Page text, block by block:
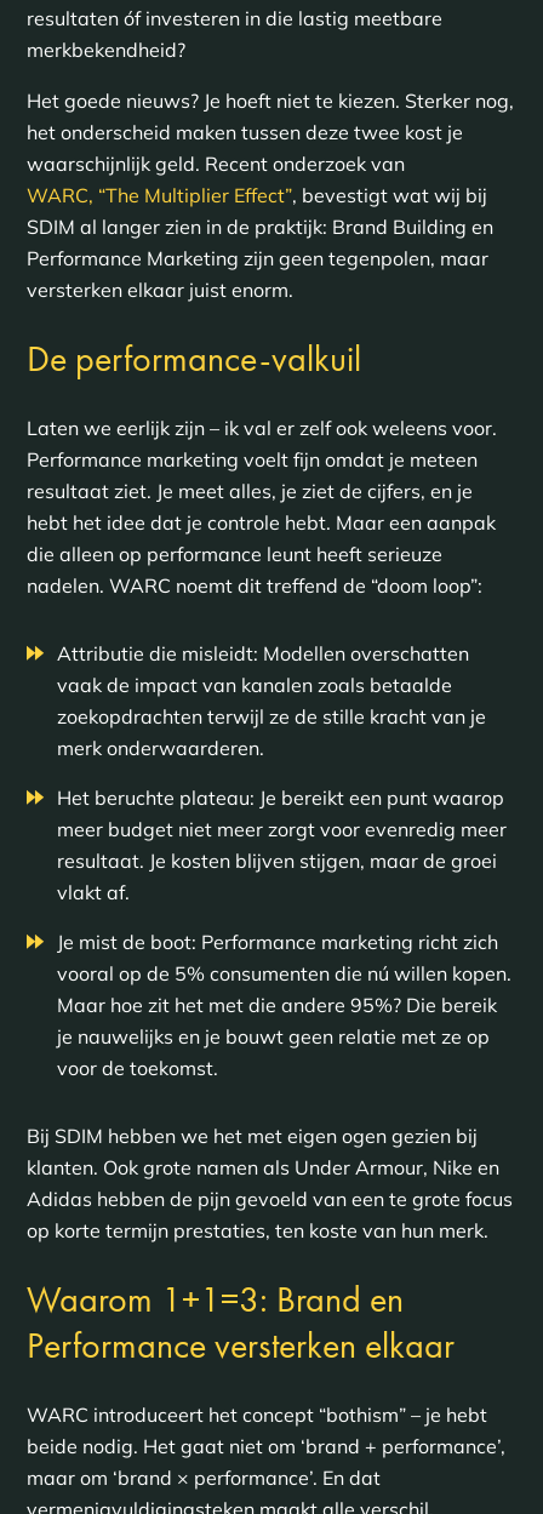
resultaten óf investeren in die lastig meetbare
merkbekendheid?
Het goede nieuws? Je hoeft niet te kiezen. Sterker nog,
het onderscheid maken tussen deze twee kost je
waarschijnlijk geld. Recent onderzoek van
WARC, “The Multiplier Effect”, bevestigt wat wij bij
SDIM al langer zien in de praktijk: Brand Building en
Performance Marketing zijn geen tegenpolen, maar
versterken elkaar juist enorm.
De performance-valkuil
Laten we eerlijk zijn – ik val er zelf ook weleens voor.
Performance marketing voelt fijn omdat je meteen
resultaat ziet. Je meet alles, je ziet de cijfers, en je
hebt het idee dat je controle hebt. Maar een aanpak
die alleen op performance leunt heeft serieuze
nadelen. WARC noemt dit treffend de “doom loop”:
Attributie die misleidt: Modellen overschatten
vaak de impact van kanalen zoals betaalde
zoekopdrachten terwijl ze de stille kracht van je
merk onderwaarderen.
Het beruchte plateau: Je bereikt een punt waarop
meer budget niet meer zorgt voor evenredig meer
resultaat. Je kosten blijven stijgen, maar de groei
vlakt af.
Je mist de boot: Performance marketing richt zich
vooral op de 5% consumenten die nú willen kopen.
Maar hoe zit het met die andere 95%? Die bereik
je nauwelijks en je bouwt geen relatie met ze op
voor de toekomst.
Bij SDIM hebben we het met eigen ogen gezien bij
klanten. Ook grote namen als Under Armour, Nike en
Adidas hebben de pijn gevoeld van een te grote focus
op korte termijn prestaties, ten koste van hun merk.
Waarom 1+1=3: Brand en
Performance versterken elkaar
WARC introduceert het concept “bothism” – je hebt
beide nodig. Het gaat niet om ‘brand + performance’,
maar om ‘brand × performance’. En dat
vermenigvuldigingsteken maakt alle verschil.